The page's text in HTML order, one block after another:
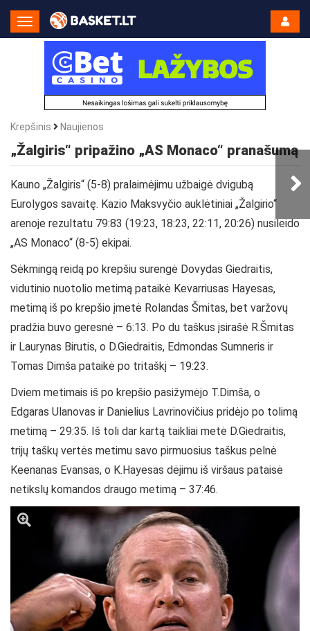
Toggle
Navigation
Krepšinis Naujienos
„Žalgiris“ pripažino „AS Monaco“ pranašumą
Kauno „Žalgiris“ (5-8) pralaimėjimu užbaigė dvigubą
Eurolygos savaitę. Kazio Maksvyčio auklėtiniai „Žalgirio“
arenoje rezultatu 79:83 (19:23, 18:23, 22:11, 20:26) nusileido
„AS Monaco“ (8-5) ekipai.
Sėkmingą reidą po krepšiu surengė Dovydas Giedraitis,
vidutinio nuotolio metimą pataikė Kevarriusas Hayesas,
metimą iš po krepšio įmetė Rolandas Šmitas, bet varžovų
pradžia buvo geresnė – 6:13. Po du taškus įsirašė R.Šmitas
ir Laurynas Birutis, o D.Giedraitis, Edmondas Sumneris ir
Tomas Dimša pataikė po tritaškį – 19:23.
Dviem metimais iš po krepšio pasižymėjo T.Dimša, o
Edgaras Ulanovas ir Danielius Lavrinovičius pridėjo po tolimą
metimą – 29:35. Iš toli dar kartą taikliai metė D.Giedraitis,
trijų taškų vertės metimu savo pirmuosius taškus pelnė
Keenanas Evansas, o K.Hayesas dėjimu iš viršaus pataisė
netikslų komandos draugo metimą – 37:46.